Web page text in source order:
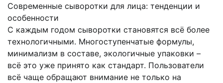
Современные сыворотки для лица: тенденции и
особенности
С каждым годом сыворотки становятся всё более
технологичными. Многоступенчатые формулы,
минимализм в составе, экологичные упаковки –
всё это уже принято как стандарт. Пользователи
всё чаще обращают внимание не только на